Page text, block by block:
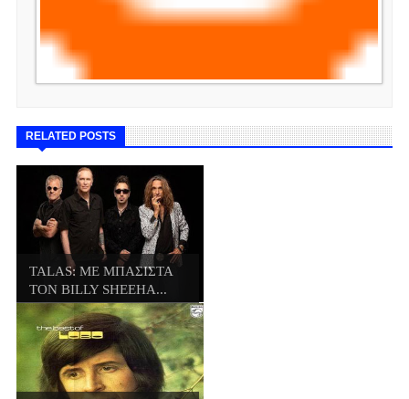
RELATED POSTS
TALAS: ΜΕ ΜΠΑΣΙΣΤΑ
ΤΟΝ BILLY SHEEHA...